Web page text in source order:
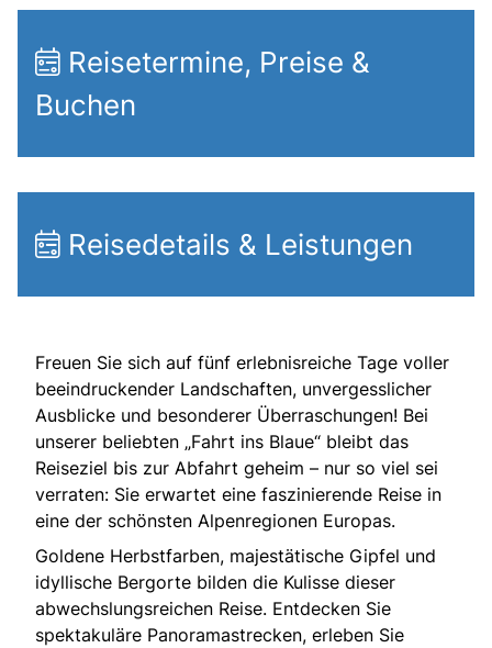
Reisetermine, Preise &
Buchen
Reisedetails & Leistungen
Freuen Sie sich auf fünf erlebnisreiche Tage voller
beeindruckender Landschaften, unvergesslicher
Ausblicke und besonderer Überraschungen! Bei
unserer beliebten „Fahrt ins Blaue“ bleibt das
Reiseziel bis zur Abfahrt geheim – nur so viel sei
verraten: Sie erwartet eine faszinierende Reise in
eine der schönsten Alpenregionen Europas.
Goldene Herbstfarben, majestätische Gipfel und
idyllische Bergorte bilden die Kulisse dieser
abwechslungsreichen Reise. Entdecken Sie
spektakuläre Panoramastrecken, erleben Sie